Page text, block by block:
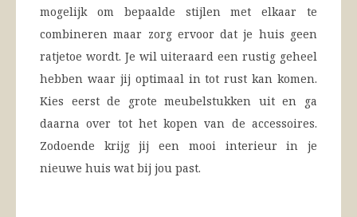
mogelijk om bepaalde stijlen met elkaar te
combineren maar zorg ervoor dat je huis geen
ratjetoe wordt. Je wil uiteraard een rustig geheel
hebben waar jij optimaal in tot rust kan komen.
Kies eerst de grote meubelstukken uit en ga
daarna over tot het kopen van de accessoires.
Zodoende krijg jij een mooi interieur in je
nieuwe huis wat bij jou past.